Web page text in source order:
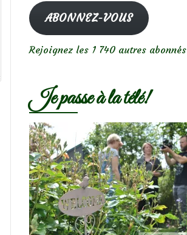
mailABONNEZ-VOUS
Rejoignez les 1 740 autres abonnés
Je passe à la télé!